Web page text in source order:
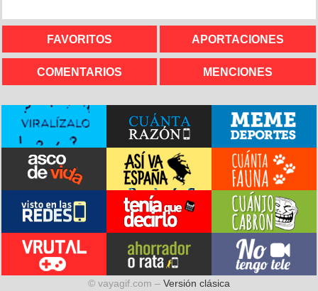
FAVORITOS APORTACIONES
COMENTARIOS MENCIONES
© vayagif.com – Versión clásica